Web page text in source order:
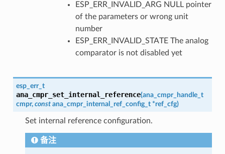
ESP_ERR_INVALID_ARG NULL pointer
of the parameters or wrong unit
number
ESP_ERR_INVALID_STATE The analog
comparator is not disabled yet
esp_err_t
ana_cmpr_set_internal_reference(ana_cmpr_handle_t
cmpr, const ana_cmpr_internal_ref_config_t *ref_cfg)
Set internal reference configuration.
备注